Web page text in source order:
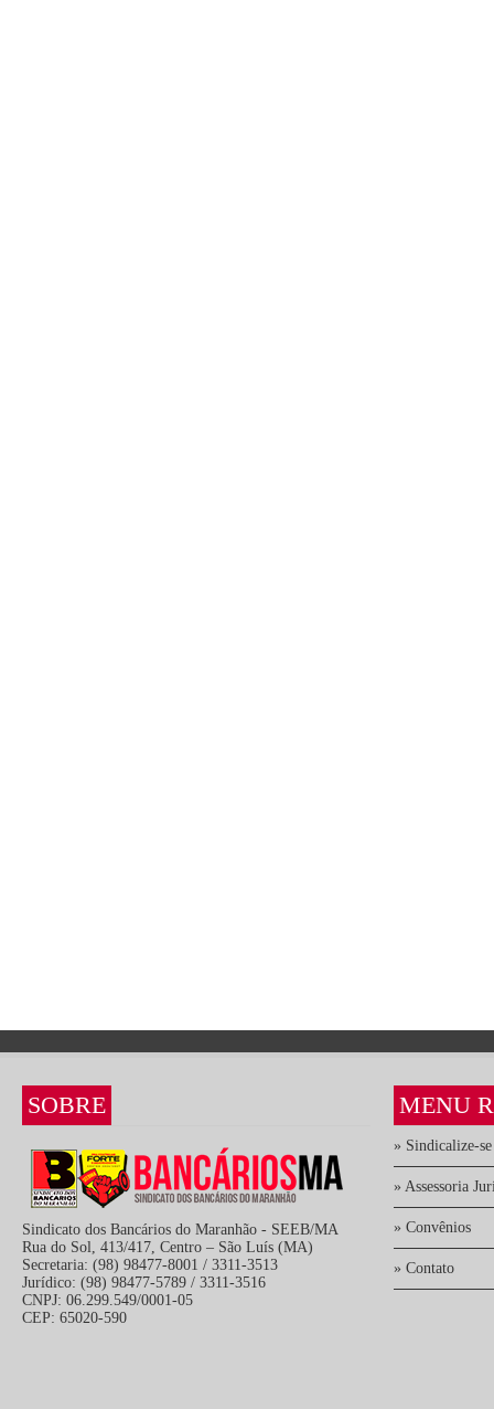
SOBRE
Sindicato dos Bancários do Maranhão - SEEB/MA
Rua do Sol, 413/417, Centro – São Luís (MA)
Secretaria: (98) 98477-8001 / 3311-3513
Jurídico: (98) 98477-5789 / 3311-3516
CNPJ: 06.299.549/0001-05
CEP: 65020-590
MENU
» Sindicalize-se
» Assessoria
» Convênios
» Contato